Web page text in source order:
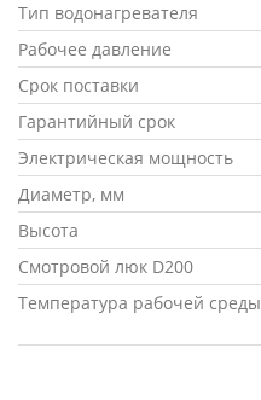
Тип водонагревателя
Рабочее давление
Срок поставки
Гарантийный срок
Электрическая мощность
Диаметр, мм
Высота
Смотровой люк D200
Температура рабочей среды